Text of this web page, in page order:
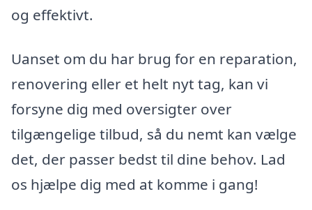
og effektivt.
Uanset om du har brug for en reparation,
renovering eller et helt nyt tag, kan vi
forsyne dig med oversigter over
tilgængelige tilbud, så du nemt kan vælge
det, der passer bedst til dine behov. Lad
os hjælpe dig med at komme i gang!